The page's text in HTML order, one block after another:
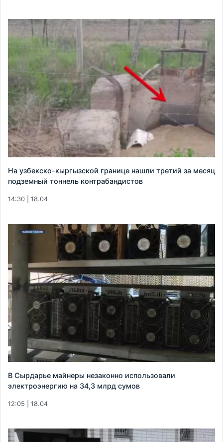
На узбекско-кыргызской границе нашли третий за месяц
подземный тоннель контрабандистов
14:30 | 18.04
В Сырдарье майнеры незаконно использовали
электроэнергию на 34,3 млрд сумов
12:05 | 18.04